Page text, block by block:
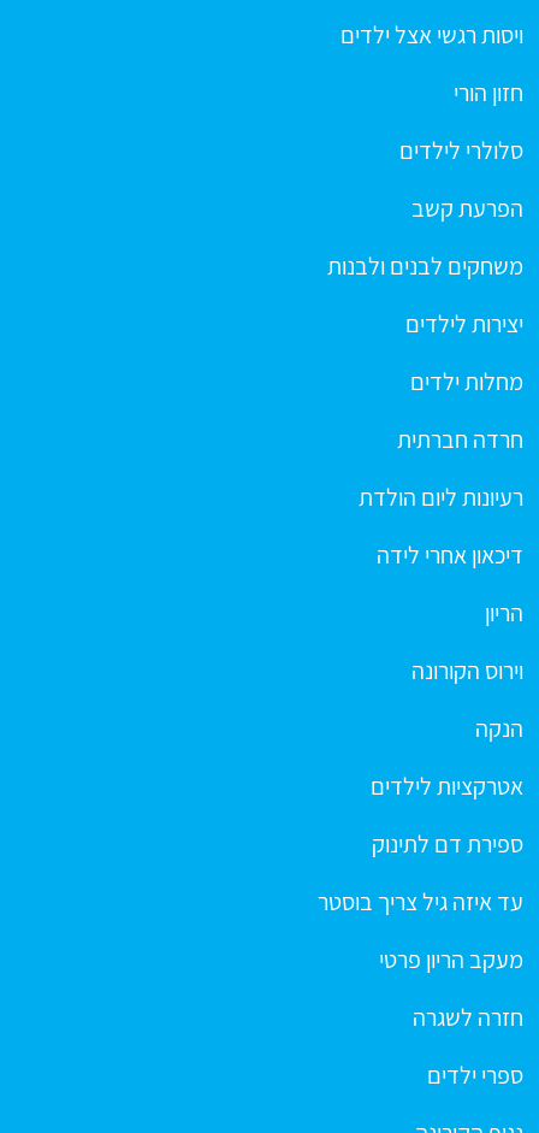
ויסות רגשי אצל ילדים
חזון הורי
סלולרי לילדים
הפרעת קשב
משחקים לבנים ולבנות
יצירות לילדים
מחלות ילדים
חרדה חברתית
רעיונות ליום הולדת
דיכאון אחרי לידה
הריון
וירוס הקורונה
הנקה
אטרקציות לילדים
ספירת דם לתינוק
עד איזה גיל צריך בוסטר
מעקב הריון פרטי
חזרה לשגרה
ספרי ילדים